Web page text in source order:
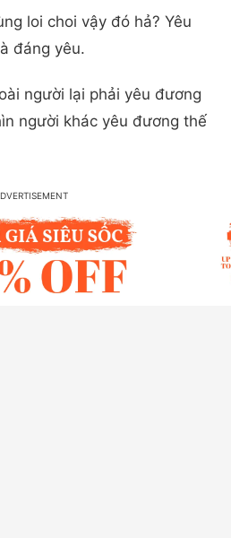
loi choi vậy đó hả? Yêu
đáng yêu.
người lại phải yêu đương
người khác yêu đương thế